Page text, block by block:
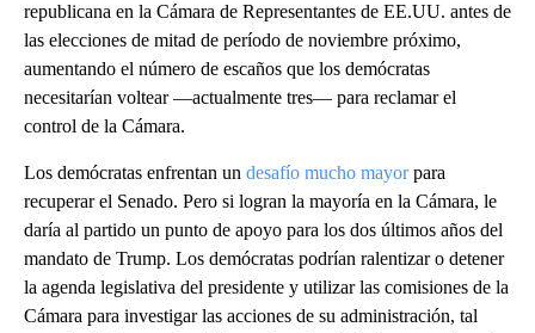
republicana en la Cámara de Representantes de EE.UU. antes de
las elecciones de mitad de período de noviembre próximo,
aumentando el número de escaños que los demócratas
necesitarían voltear —actualmente tres— para reclamar el
control de la Cámara.
Los demócratas enfrentan un desafío mucho mayorpara
recuperar el Senado. Pero si logran la mayoría en la Cámara, le
daría al partido un punto de apoyo para los dos últimos años del
mandato de Trump. Los demócratas podrían ralentizar o detener
la agenda legislativa del presidente y utilizar las comisiones de la
Cámara para investigar las acciones de su administración, tal